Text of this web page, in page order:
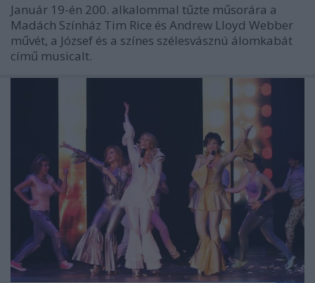
Január 19-én 200. alkalommal tűzte műsorára a
Madách Színház Tim Rice és Andrew Lloyd Webber
művét, a József és a színes szélesvásznú álomkabát
című musicalt.